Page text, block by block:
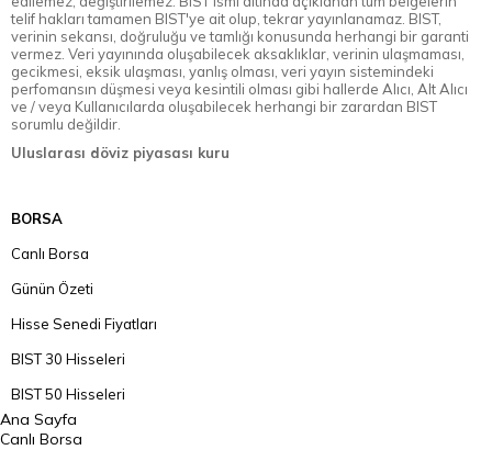
telif hakları tamamen BIST'ye ait olup, tekrar yayınlanamaz. BIST,
verinin sekansı, doğruluğu ve tamlığı konusunda herhangi bir garanti
vermez. Veri yayınında oluşabilecek aksaklıklar, verinin ulaşmaması,
gecikmesi, eksik ulaşması, yanlış olması, veri yayın sistemindeki
perfomansın düşmesi veya kesintili olması gibi hallerde Alıcı, Alt Alıcı
ve / veya Kullanıcılarda oluşabilecek herhangi bir zarardan BIST
sorumlu değildir.
Uluslarası döviz piyasası kuru
BORSA
Canlı Borsa
Günün Özeti
Hisse Senedi Fiyatları
BIST 30 Hisseleri
BIST 50 Hisseleri
BIST 100 Hisseleri
Ana Sayfa
Canlı Borsa